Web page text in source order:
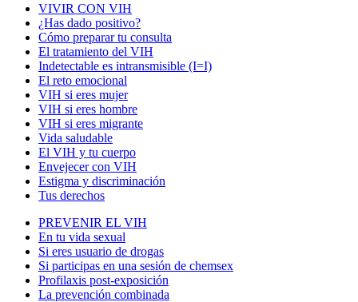
VIVIR CON VIH
¿Has dado positivo?
Cómo preparar tu consulta
El tratamiento del VIH
Indetectable es intransmisible (I=I)
El reto emocional
VIH si eres mujer
VIH si eres hombre
VIH si eres migrante
Vida saludable
El VIH y tu cuerpo
Envejecer con VIH
Estigma y discriminación
Tus derechos
PREVENIR EL VIH
En tu vida sexual
Si eres usuario de drogas
Si participas en una sesión de chemsex
Profilaxis post-exposición
La prevención combinada